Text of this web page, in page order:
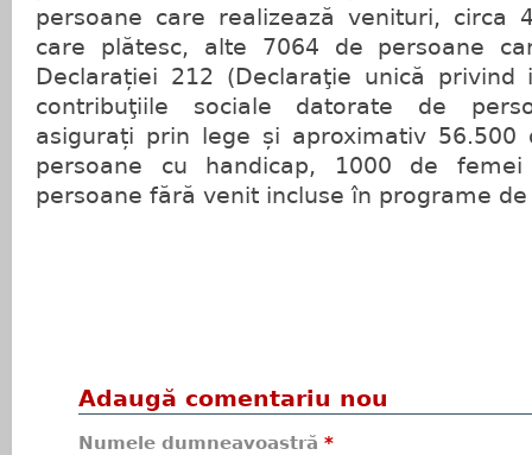
persoane care realizează venituri, circa
care plătesc, alte 7064 de persoane
Declarației 212 (Declaraţie unică
contribuţiile sociale datorate de
asigurați prin lege și aproximativ 56.500
persoane cu handicap, 1000 de
persoane fără venit incluse în programe
Adaugă comentariu nou
Numele dumneavoastră *